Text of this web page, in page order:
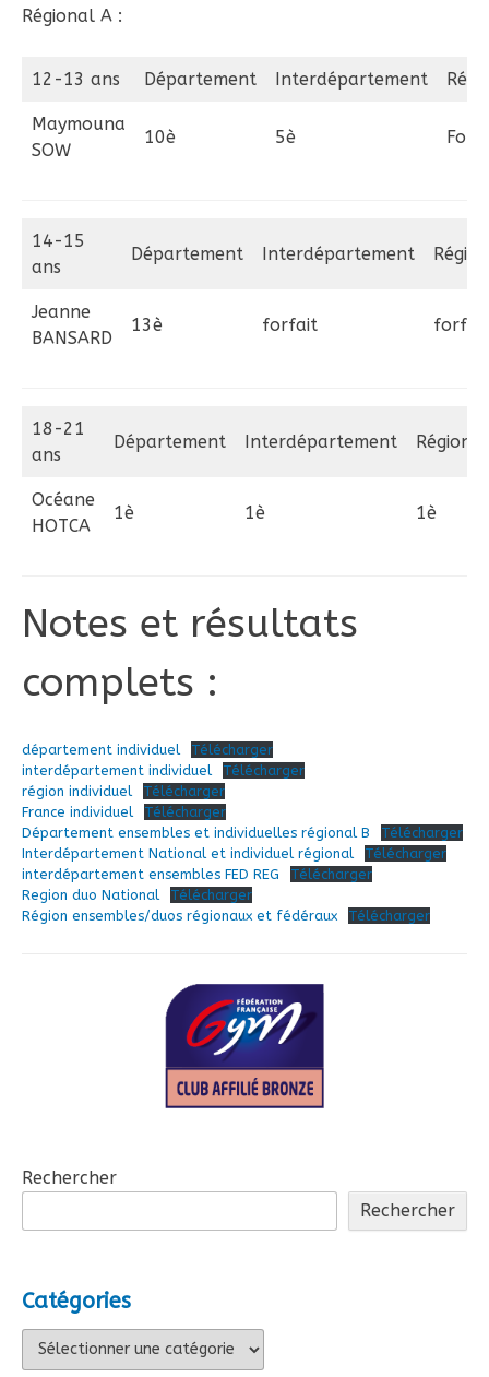
Régional A :
12-13 ans Département Interdépartement
Maymouna
SOW
10è 5è
14-15
ans
Département Interdépartement Région
Jeanne
BANSARD
13è forfait forfait
18-21
ans
Département Interdépartement Région
Océane
HOTCA
1è 1è 1è
Notes et résultats
complets :
département individuel
Télécharger
interdépartement individuel
Télécharger
région individuel
Télécharger
France individuel
Télécharger
Département ensembles et individuelles régional B
Télécharger
Interdépartement National et individuel régional
Télécharger
interdépartement ensembles FED REG
Télécharger
Region duo National
Télécharger
Région ensembles/duos régionaux et fédéraux
Télécharger
Rechercher
Rechercher
Catégories
Catégories